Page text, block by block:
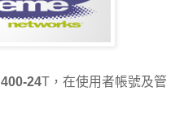
24T，在使用者帳號及管